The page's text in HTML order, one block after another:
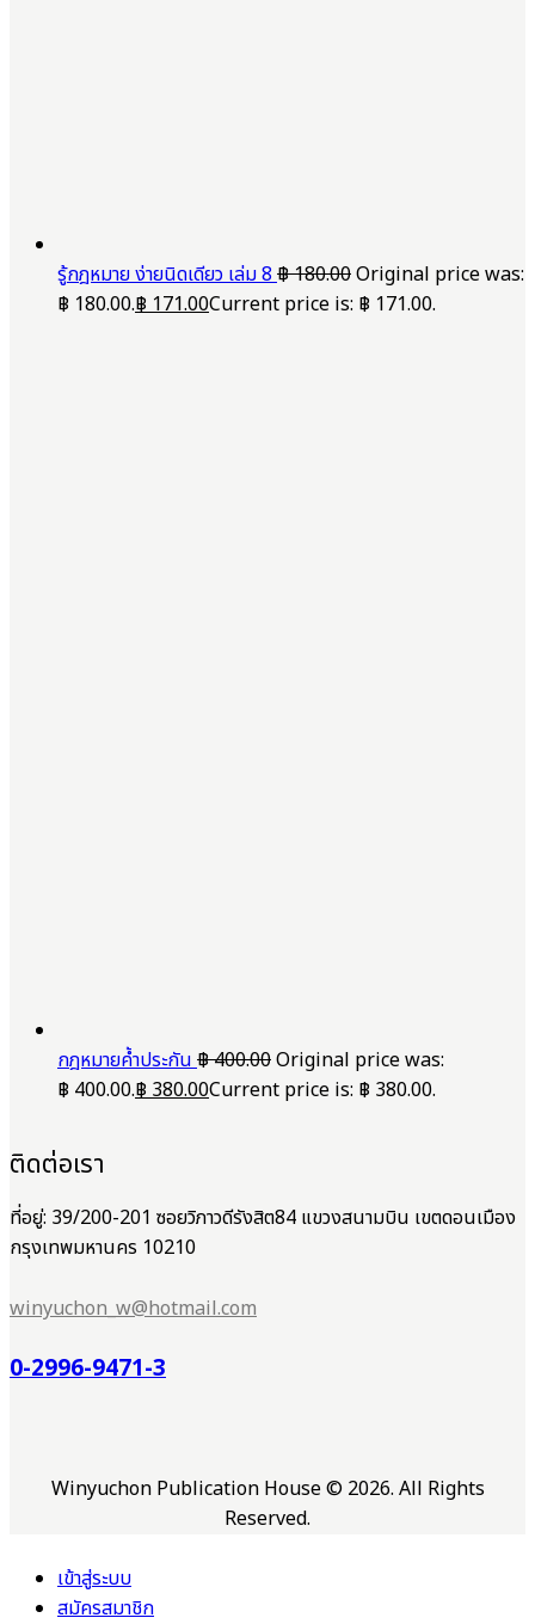
รู้กฎหมาย ง่ายนิดเดียว เล่ม 8 ฿180.00Original price was:
฿ 180.00.฿ 171.00Current price is: ฿ 171.00.
กฎหมายค้ำประกัน ฿400.00Original price was:
฿ 400.00.฿ 380.00Current price is: ฿ 380.00.
ติดต่อเรา
ที่อยู่: 39/200-201 ซอยวิภาวดีรังสิต84 แขวงสนามบิน เขตดอนเมือง
กรุงเทพมหานคร 10210
winyuchon_w@hotmail.com
0-2996-9471-3
Winyuchon Publication House © 2026. All Rights
Reserved.
เข้าสู่ระบบ
สมัครสมาชิก